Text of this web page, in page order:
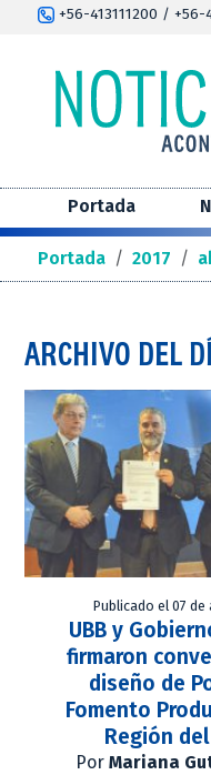
+56-413111200 / +56-
Portada
Portada / 2017 /
ARCHIVO DEL
Publicado el 07 de
UBB y
firmaron
diseño de
Fomento
Región
PorMariana